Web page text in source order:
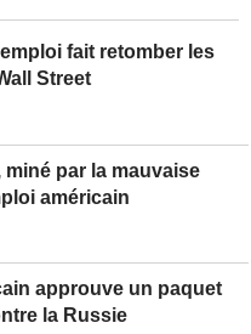
fait retomber les
Street
miné par la mauvaise
américain
approuve un paquet
la Russie